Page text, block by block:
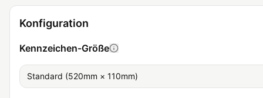
Konfiguration
Kennzeichen-Größe
Standard (520mm × 110mm)